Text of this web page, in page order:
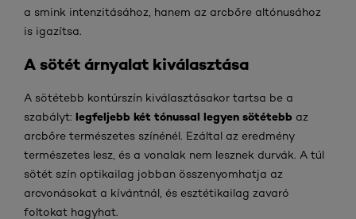
a smink intenzitásához, hanem az arcbőre altónusához
is igazítsa.
A sötét árnyalat kiválasztása
A sötétebb kontúrszín kiválasztásakor tartsa be a
szabályt: legfeljebb két tónussal legyen sötétebb az
arcbőre természetes színénél. Ezáltal az eredmény
természetes lesz, és a vonalak nem lesznek durvák. A túl
sötét szín optikailag jobban összenyomhatja az
arcvonásokat a kívántnál, és esztétikailag zavaró
foltokat hagyhat.